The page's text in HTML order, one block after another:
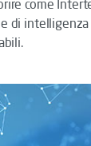
come
di